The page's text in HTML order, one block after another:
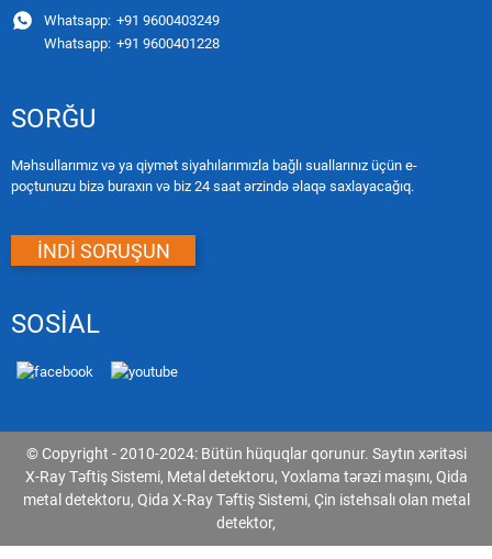
Whatsapp: +91 9600403249
Whatsapp: +91 9600401228
SORĞU
Məhsullarımız və ya qiymət siyahılarımızla bağlı suallarınız üçün e-
poçtunuzu bizə buraxın və biz 24 saat ərzində əlaqə saxlayacağıq.
İNDİ SORUŞUN
SOSİAL
© Copyright - 2010-2024: Bütün hüquqlar qorunur. Saytın xəritəsi
X-Ray Təftiş Sistemi, Metal detektoru, Yoxlama tərəzi maşını, Qida
metal detektoru, Qida X-Ray Təftiş Sistemi, Çin istehsalı olan metal
detektor,